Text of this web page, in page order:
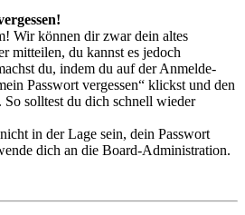
Wir können dir zwar dein altes
mitteilen, du kannst es jedoch
du, indem du auf der Anmelde-
Passwort vergessen“ klickst und den
solltest du dich schnell wieder
in der Lage sein, dein Passwort
dich an die Board-Administration.